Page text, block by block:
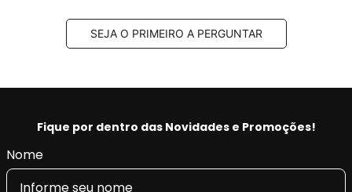
- Tecnologia e qualidade na produção, fornecendo a
máxima tração, pilotagem precisa e segurança.
SEJA O PRIMEIRO A PERGUNTAR
Fique por dentro das Novidades e Promoções!
Nome